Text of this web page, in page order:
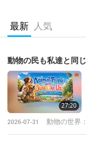
最新 人気
動物の民も私達と同
27:20
2026-07-31 動物の世界